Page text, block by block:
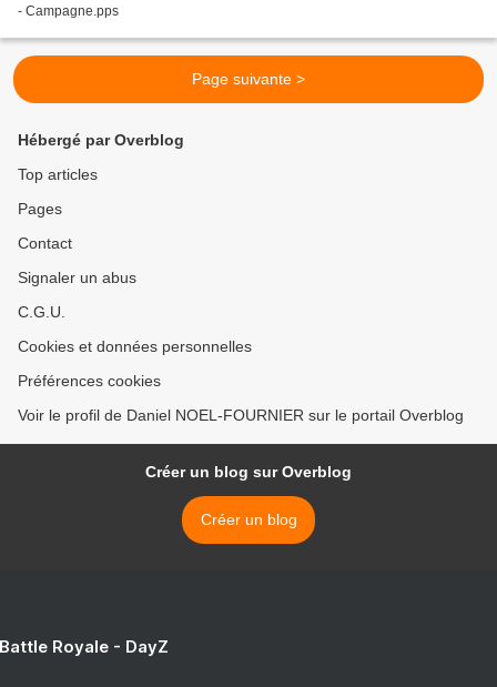
- Campagne.pps
Page suivante >
Hébergé par Overblog
Top articles
Pages
Contact
Signaler un abus
C.G.U.
Cookies et données personnelles
Préférences cookies
Voir le profil de Daniel NOEL-FOURNIER sur le portail Overblog
Créer un blog sur Overblog
Créer un blog
Royale - DayZ